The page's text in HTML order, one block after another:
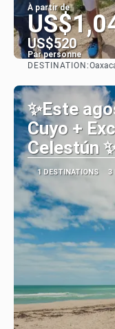
À partir de
US$520
Par personne
DESTINATION:
✨Este
Cuyo +
Celestún
1 DESTINATIONS 3